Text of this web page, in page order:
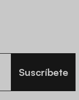
Suscríbete